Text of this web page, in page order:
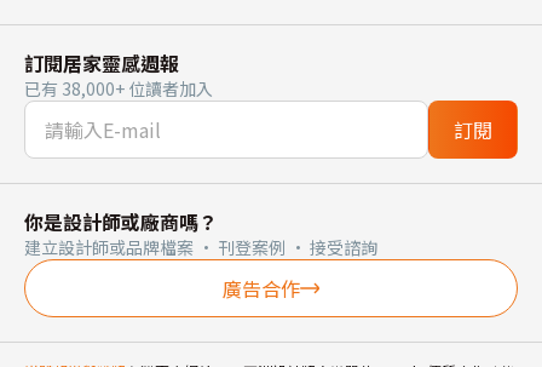
訂閱居家靈感週報
已有 38,000+ 位讀者加入
訂閱
你是設計師或廠商嗎？
建立設計師或品牌檔案 · 刊登案例 · 接受諮詢
廣告合作